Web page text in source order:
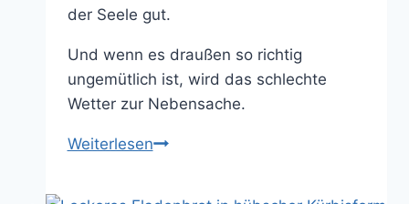
der Seele gut.
Und wenn es draußen so richtig
ungemütlich ist, wird das schlechte
Wetter zur Nebensache.
WeiterlesenKürbissuppe